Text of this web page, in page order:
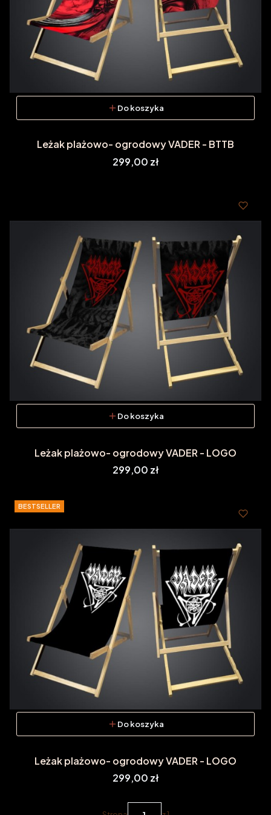
Do koszyka
Leżak plażowo- ogrodowy VADER - BTTB
Cena
299,00 zł
Do koszyka
Leżak plażowo- ogrodowy VADER - LOGO
Cena
299,00 zł
BESTSELLER
Do koszyka
Leżak plażowo- ogrodowy VADER - LOGO
Cena
299,00 zł